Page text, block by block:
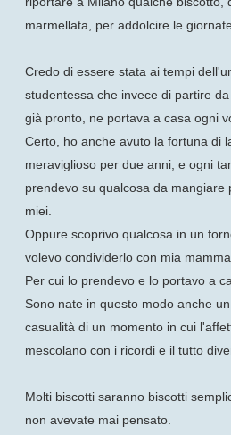
marmellata, per addolcire le giornate.
Credo di essere stata ai tempi
studentessa che invece di partire
già pronto, ne portava a casa ogni
Certo, ho anche avuto la fortuna di
meraviglioso per due anni, e ogni
prendevo su qualcosa da mangiare
miei.
Oppure scoprivo qualcosa in un
volevo condividerlo con mia mamma.
Per cui lo prendevo e lo portavo a
Sono nate in questo modo anche
casualità di un momento in cui
mescolano con i ricordi e il tutto
Molti biscotti saranno biscotti
non avevate mai pensato.